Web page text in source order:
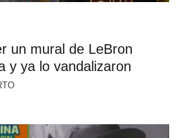
un mural de LeBron
y ya lo vandalizaron